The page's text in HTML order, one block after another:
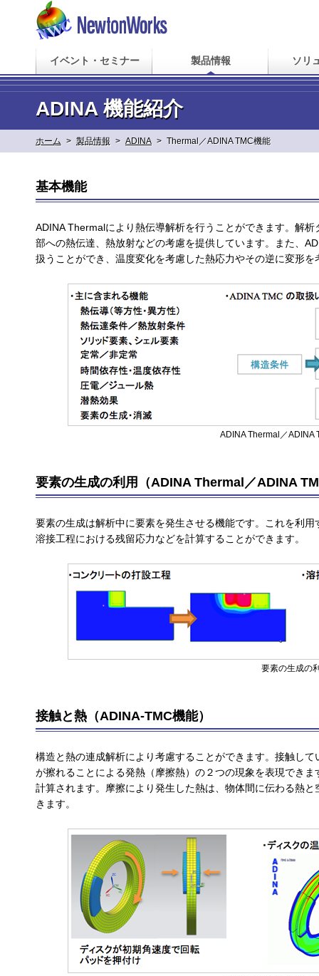
イベント・セミナー 製品情報 ソリ
ADINA 機能紹介
ホーム > 製品情報 > ADINA > Thermal／ADINA TMC機能
基本機能
ADINA Thermalにより熱伝導解析を行うことができます。解
部への熱伝達、熱放射などの考慮を提供しています。また、
扱うことができ、温度変化を考慮した熱応力やその逆に変形
ADINA Thermal／ADINA
要素の生成の利用（ADINA Thermal／ADINA
要素の生成は解析中に要素を発生させる機能です。これを利
溶接工程における残留応力などを計算することができます。
要素の生成の
接触と熱（ADINA-TMC機能）
構造と熱の連成解析により考慮することができます。接触し
が擦れることによる発熱（摩擦熱）の２つの現象を表現でき
計算されます。摩擦により発生した熱は、物体間に伝わる熱
きます。